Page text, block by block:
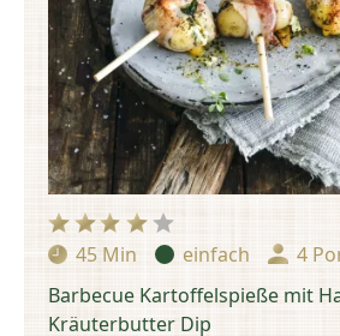
Zubereitungszeit:
45 Min Schwierigkeit:
einfach
4
Barbecue Kartoffelspieße mit
Kräuterbutter Dip